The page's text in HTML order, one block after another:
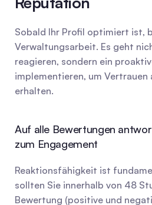
Sobald Ihr Profil optimiert ist,
Verwaltungsarbeit. Es geht
reagieren, sondern ein
implementieren, um Vertrauen
erhalten.
Auf alle Bewertungen
zum Engagement
Reaktionsfähigkeit ist
sollten Sie innerhalb von 48
Bewertung (positive und